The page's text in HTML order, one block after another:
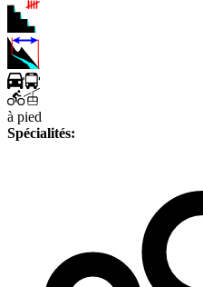
à pied
Spécialités: